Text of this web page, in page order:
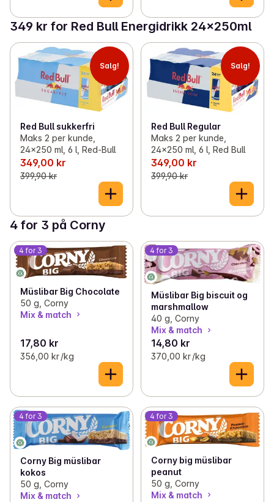
349 kr for Red Bull Energidrikk 24x250ml
Salg!
Red Bull sukkerfri
Maks 2 per kunde,
24x250 ml, 6 l, Red-Bull
349,00 kr
399,90 kr
Salg!
Red Bull Regular
Maks 2 per kunde,
24x250 ml, 6 l, Red Bull
349,00 kr
399,90 kr
4 for 3 på Corny
4 for 3
Müslibar Big Chocolate
50 g, Corny
Mix & match
17,80 kr
356,00 kr /kg
4 for 3
Müslibar Big biscuit og
marshmallow
40 g, Corny
Mix & match
14,80 kr
370,00 kr /kg
4 for 3
Corny Big müslibar
kokos
50 g, Corny
Mix & match
4 for 3
Corny big müslibar
peanut
50 g, Corny
Mix & match